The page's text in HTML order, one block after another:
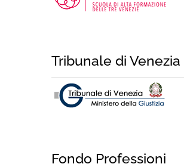
Tribunale di Venezia
Fondo Professioni